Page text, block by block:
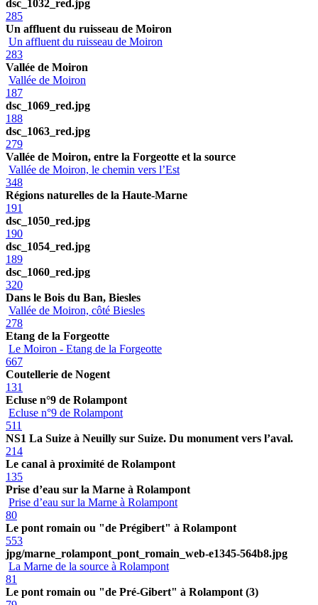
dsc_1032_red.jpg
285
Un affluent du ruisseau de Moiron
Un affluent du ruisseau de Moiron
283
Vallée de Moiron
Vallée de Moiron
187
dsc_1069_red.jpg
188
dsc_1063_red.jpg
279
Vallée de Moiron, entre la Forgeotte et la source
Vallée de Moiron, le chemin vers l’Est
348
Régions naturelles de la Haute-Marne
191
dsc_1050_red.jpg
190
dsc_1054_red.jpg
189
dsc_1060_red.jpg
320
Dans le Bois du Ban, Biesles
Vallée de Moiron, côté Biesles
278
Etang de la Forgeotte
Le Moiron - Etang de la Forgeotte
667
Coutellerie de Nogent
131
Ecluse n°9 de Rolampont
Ecluse n°9 de Rolampont
511
NS1 La Suize à Neuilly sur Suize. Du monument vers l’aval.
214
Le canal à proximité de Rolampont
135
Prise d’eau sur la Marne à Rolampont
Prise d’eau sur la Marne à Rolampont
80
Le pont romain ou "de Prégibert" à Rolampont
553
jpg/marne_rolampont_pont_romain_web-e1345-564b8.jpg
La Marne de la source à Rolampont
81
Le pont romain ou "de Pré-Gibert" à Rolampont (3)